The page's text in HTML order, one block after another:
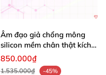
Âm đạo giả chổng mông
silicon mềm chân thật kích
thích cực phê
850.000₫
1.535.000₫
-45%